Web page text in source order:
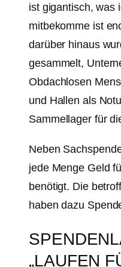
ist gigantisch, was
mitbekomme ist
darüber hinaus
gesammelt,
Obdachlosen
und Hallen als
Sammellager für
Neben
jede Menge Geld
benötigt. Die
haben dazu
„LAUFEN